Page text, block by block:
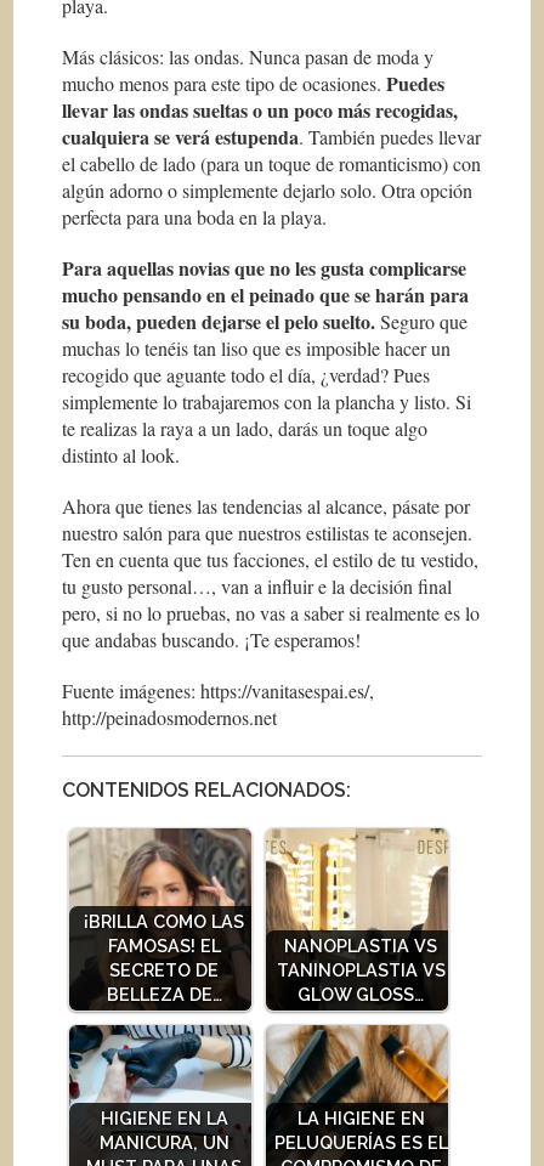
playa.
Más clásicos: las ondas. Nunca pasan de moda y
mucho menos para este tipo de ocasiones.Puedes
llevar las ondas sueltas o un poco más recogidas,
cualquiera se verá estupenda. También puedes llevar
el cabello de lado (para un toque de romanticismo) con
algún adorno o simplemente dejarlo solo. Otra opción
perfecta para una boda en la playa.
Para aquellas novias que no les gusta complicarse
mucho pensando en el peinado que se harán para
su boda, pueden dejarse el pelo suelto.Seguro que
muchas lo tenéis tan liso que es imposible hacer un
recogido que aguante todo el día, ¿verdad? Pues
simplemente lo trabajaremos con la plancha y listo. Si
te realizas la raya a un lado, darás un toque algo
distinto al look.
Ahora que tienes las tendencias al alcance, pásate por
nuestro salón para que nuestros estilistas te aconsejen.
Ten en cuenta que tus facciones, el estilo de tu vestido,
tu gusto personal…, van a influir e la decisión final
pero, si no lo pruebas, no vas a saber si realmente es lo
que andabas buscando. ¡Te esperamos!
Fuente imágenes: https://vanitasespai.es/,
http://peinadosmodernos.net
CONTENIDOS RELACIONADOS:
¡BRILLA COMO LAS
FAMOSAS! EL
SECRETO DE
BELLEZA DE…
NANOPLASTIA VS
TANINOPLASTIA VS
GLOW GLOSS…
HIGIENE EN LA
MANICURA, UN
LA HIGIENE EN
PELUQUERÍAS ES EL